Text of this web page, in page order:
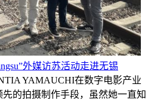
外媒访苏活动走进无锡
YAMAUCHI在数字电影产业
的拍摄制作手段，虽然她一直知